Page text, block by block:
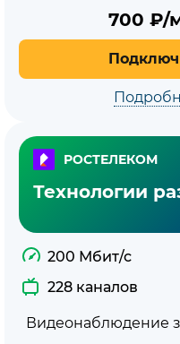
700 ₽/
РОСТЕЛЕКОМ
Технологии
200 Мбит/с
228 каналов
Видеонаблюдение